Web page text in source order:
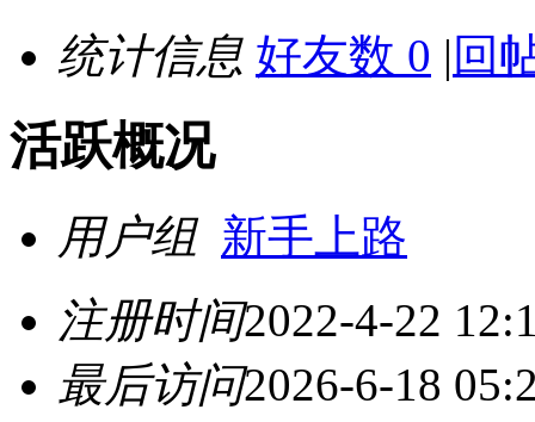
统计信息 好友数 0 | 回
活跃概况
用户组 新手上路
注册时间2022-4-22
最后访问2026-6-18